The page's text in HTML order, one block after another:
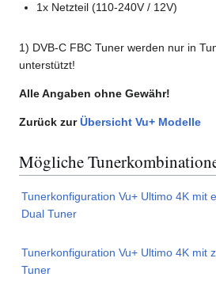
1x Netzteil (110-240V / 12V)
1) DVB-C FBC Tuner werden nur in
unterstützt!
Alle Angaben ohne Gewähr!
Zurück zurÜbersicht Vu+ Modelle
Mögliche
Tunerkonfiguration Vu+ Ultimo 4K mit
Dual Tuner
Tunerkonfiguration Vu+ Ultimo 4K mit
Tuner